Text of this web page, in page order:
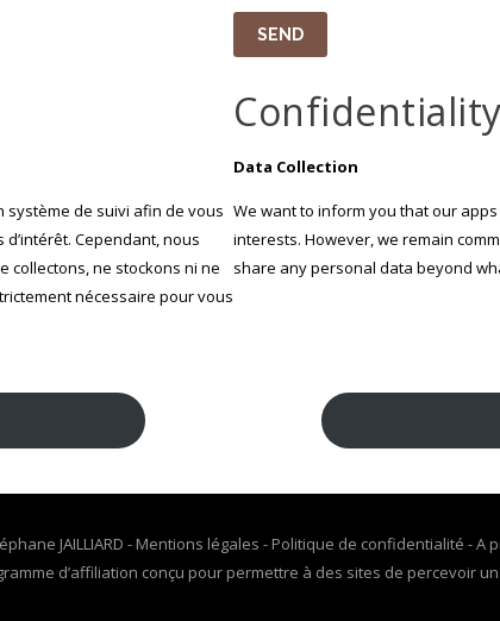
de suivi afin de vous
Cependant, nous
collectons, ne stockons ni ne
nécessaire pour vous
Data Collection
We want to inform you that our
interests. However, we remain
share any personal data beyond
JAILLIARD - Mentions légales - Politique de confidentialité -A
d’affiliation conçu pour permettre à des sites de percevoir